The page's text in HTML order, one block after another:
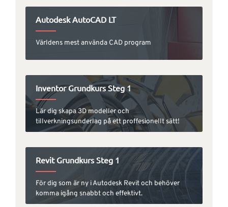
Autodesk AutoCAD LT
Världens mest använda CAD program
Inventor Grundkurs Steg 1
Lär dig skapa 3D modeller och
tillverkningsunderlag på ett proffesionellt sätt!
Revit Grundkurs Steg 1
För dig som är ny i Autodesk Revit och behöver
komma igång snabbt och effektivt.